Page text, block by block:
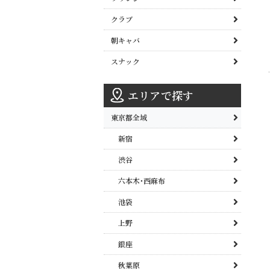
クラブ
朝キャバ
スナック
エリアで探す
東京都全域
新宿
渋谷
六本木･西麻布
池袋
上野
銀座
秋葉原